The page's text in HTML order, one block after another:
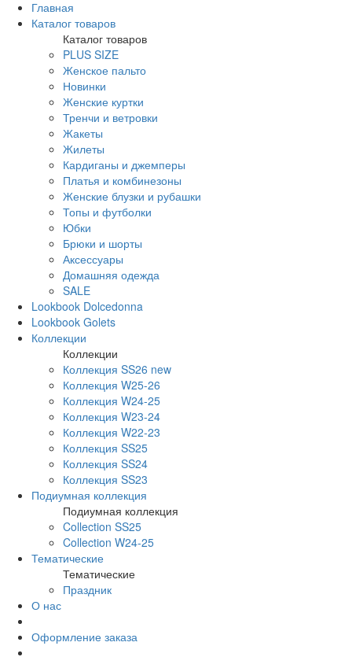
Главная
Каталог товаров
Каталог товаров
PLUS SIZE
Женское пальто
Новинки
Женские куртки
Тренчи и ветровки
Жакеты
Жилеты
Кардиганы и джемперы
Платья и комбинезоны
Женские блузки и рубашки
Топы и футболки
Юбки
Брюки и шорты
Аксессуары
Домашняя одежда
SALE
Lookbook Dolcedonna
Lookbook Golets
Коллекции
Коллекции
Коллекция SS26 new
Коллекция W25-26
Коллекция W24-25
Коллекция W23-24
Коллекция W22-23
Коллекция SS25
Коллекция SS24
Коллекция SS23
Подиумная коллекция
Подиумная коллекция
Collection SS25
Collection W24-25
Тематические
Тематические
Праздник
О нас
Оформление заказа